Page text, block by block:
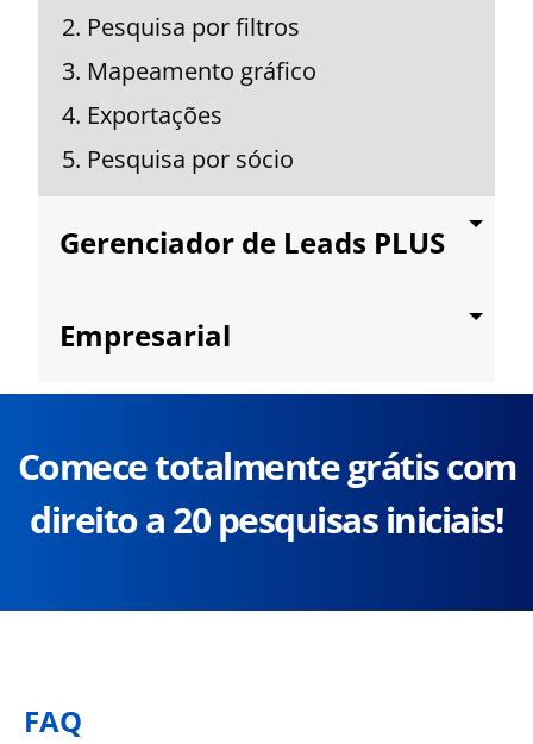
2. Pesquisa por filtros
3. Mapeamento gráfico
4. Exportações
5. Pesquisa por sócio
Gerenciador de Leads PLUS
Empresarial
Comece totalmente grátis com
direito a 20 pesquisas iniciais!
FAQ